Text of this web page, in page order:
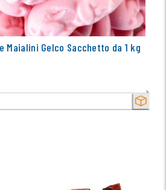
SECCO
Maialini Gelco Sacchetto da 1 kg